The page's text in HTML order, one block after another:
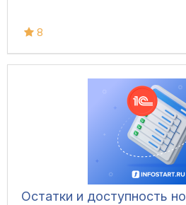
8
Остатки и доступность